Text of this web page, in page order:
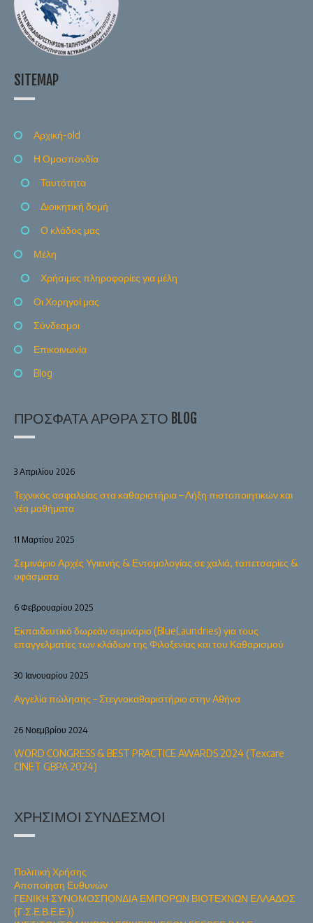
SITEMAP
Αρχική-old
Η Ομοσπονδία
Ταυτότητα
Διοικητική δομή
Ο κλάδος μας
Μέλη
Χρήσιμες πληροφορίες για μέλη
Οι Χορηγοί μας
Σύνδεσμοι
Επικοινωνία
Blog
ΠΡΌΣΦΑΤΑ ΆΡΘΡΑ ΣΤΟ BLOG
Τεχνικός ασφαλείας στα καθαριστήρια – Λήξη πιστοποιητικών και
νέα μαθήματα
3 Απριλίου 2026
Σεμινάριο Αρχές Υγιεινής & Εντομολογίας σε χαλιά, ταπετσαρίες &
υφάσματα
11 Μαρτίου 2025
Εκπαιδευτικό δωρεάν σεμινάριο (BlueLaundries) για τους
επαγγελματίες των κλάδων της Φιλοξενίας και του Καθαρισμού
6 Φεβρουαρίου 2025
Αγγελία πώλησης – Στεγνοκαθαριστήριο στην Αθήνα
30 Ιανουαρίου 2025
WORD CONGRESS & BEST PRACTICE AWARDS 2024 (Texcare
CINET GBPA 2024)
26 Νοεμβρίου 2024
ΧΡΉΣΙΜΟΙ ΣΎΝΔΕΣΜΟΙ
Πολιτική Χρήσης
Αποποίηση Ευθυνών
ΓΕΝΙΚΗ ΣΥΝΟΜΟΣΠΟΝΔΙΑ ΕΜΠΟΡΩΝ ΒΙΟΤΕΧΝΩΝ ΕΛΛΑΔΟΣ
(Γ.Σ.Ε.Β.Ε.Ε.))